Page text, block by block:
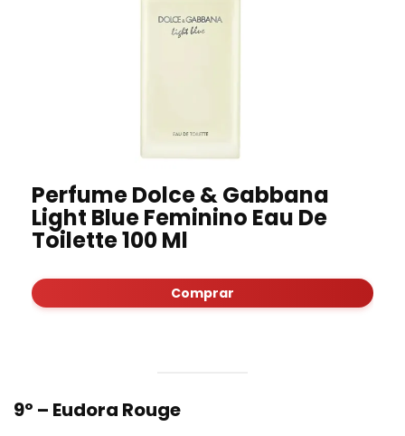
Perfume Dolce & Gabbana
Light Blue Feminino Eau De
Toilette 100 Ml
Comprar
9º – Eudora Rouge